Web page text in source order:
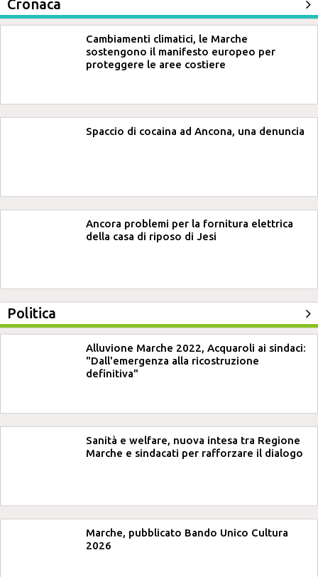
Cronaca
Cambiamenti climatici, le Marche
sostengono il manifesto europeo per
proteggere le aree costiere
Spaccio di cocaina ad Ancona, una denuncia
Ancora problemi per la fornitura elettrica
della casa di riposo di Jesi
Politica
Alluvione Marche 2022, Acquaroli ai sindaci:
"Dall'emergenza alla ricostruzione
definitiva"
Sanità e welfare, nuova intesa tra Regione
Marche e sindacati per rafforzare il dialogo
Marche, pubblicato Bando Unico Cultura
2026